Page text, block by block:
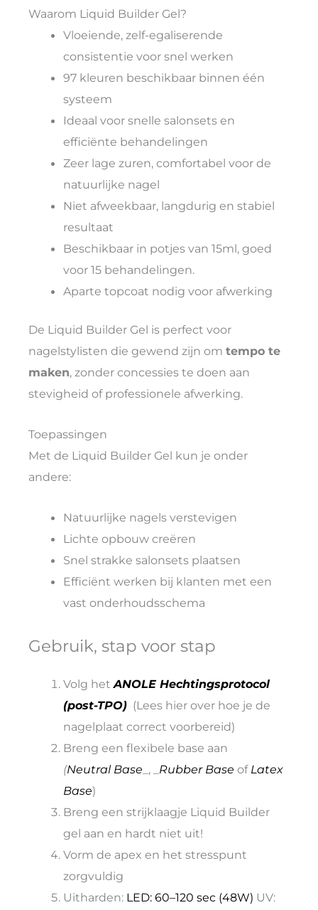
Waarom Liquid Builder Gel?
Vloeiende, zelf-egaliserende
consistentie voor snel werken
97 kleuren beschikbaar binnen één
systeem
Ideaal voor snelle salonsets en
efficiënte behandelingen
Zeer lage zuren, comfortabel voor de
natuurlijke nagel
Niet afweekbaar, langdurig en stabiel
resultaat
Beschikbaar in potjes van 15ml, goed
voor 15 behandelingen.
Aparte topcoat nodig voor afwerking
De Liquid Builder Gel is perfect voor
nagelstylisten die gewend zijn om tempo te
maken, zonder concessies te doen aan
stevigheid of professionele afwerking.
Toepassingen
Met de Liquid Builder Gel kun je onder
andere:
Natuurlijke nagels verstevigen
Lichte opbouw creëren
Snel strakke salonsets plaatsen
Efficiënt werken bij klanten met een
vast onderhoudsschema
Gebruik, stap voor stap
Volg hetANOLE Hechtingsprotocol
(post-TPO) (Lees hier over hoe je de
nagelplaat correct voorbereid)
Breng een flexibele base aan
(Neutral Base _, _ Rubber Base of Latex
Base)
Breng een strijklaagje Liquid Builder
gel aan en hardt niet uit!
Vorm de apex en het stresspunt
zorgvuldig
Uitharden: LED: 60–120 sec (48W) UV: